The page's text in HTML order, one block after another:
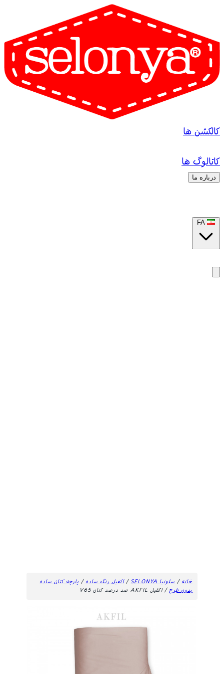
کالکشن ها
کاتالوگ ها
درباره ما
خانه/ سلونیا SELONYA /اکفیل رنگ ساده/ پارچه کتان ساده
بدون طرح/ اکفیل AKFIL صد درصد کتان V65